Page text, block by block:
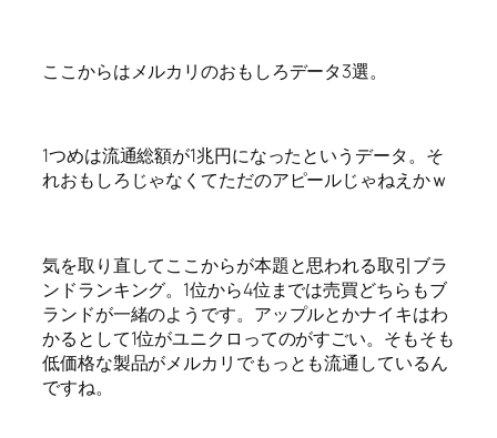
ここからはメルカリのおもしろデータ3選。
1つめは流通総額が1兆円になったというデータ。そ
れおもしろじゃなくてただのアピールじゃねえかｗ
気を取り直してここからが本題と思われる取引ブラ
ンドランキング。1位から4位までは売買どちらもブ
ランドが一緒のようです。アップルとかナイキはわ
かるとして1位がユニクロってのがすごい。そもそも
低価格な製品がメルカリでもっとも流通しているん
ですね。